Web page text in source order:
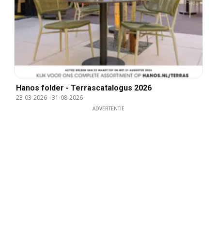
Hanos folder - Terrascatalogus 2026
23-03-2026-31-08-2026
ADVERTENTIE